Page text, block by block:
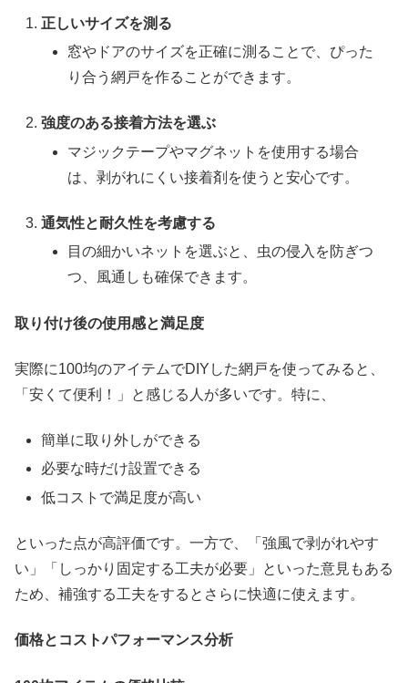
正しいサイズを測る
窓やドアのサイズを正確に測ることで、ぴった
り合う網戸を作ることができます。
強度のある接着方法を選ぶ
マジックテープやマグネットを使用する場合
は、剥がれにくい接着剤を使うと安心です。
通気性と耐久性を考慮する
目の細かいネットを選ぶと、虫の侵入を防ぎつ
つ、風通しも確保できます。
取り付け後の使用感と満足度
実際に100均のアイテムでDIYした網戸を使ってみると、
「安くて便利！」と感じる人が多いです。特に、
簡単に取り外しができる
必要な時だけ設置できる
低コストで満足度が高い
といった点が高評価です。一方で、「強風で剥がれやす
い」「しっかり固定する工夫が必要」といった意見もある
ため、補強する工夫をするとさらに快適に使えます。
価格とコストパフォーマンス分析